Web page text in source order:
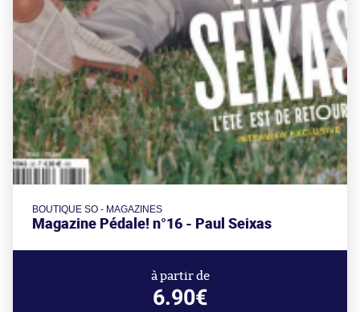
BOUTIQUE SO - MAGAZINES
Magazine Pédale! n°16 - Paul Seixas
à partir de
6.90€